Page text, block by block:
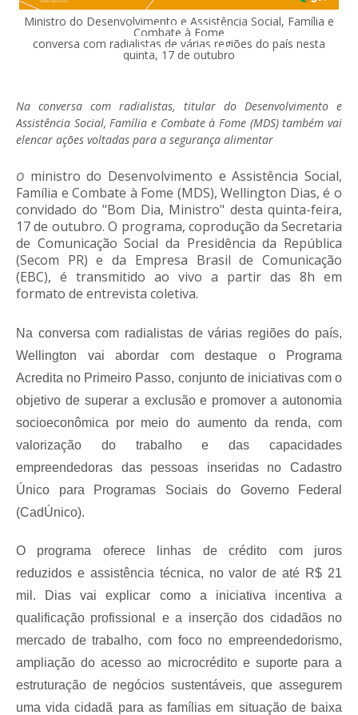
Ministro do Desenvolvimento e Assistência Social, Família e
Combate à Fome
conversa com radialistas de várias regiões do país nesta
quinta, 17 de outubro
Na conversa com radialistas, titular do Desenvolvimento e
Assistência Social, Família e Combate à Fome (MDS) também vai
elencar ações voltadas para a segurança alimentar
O ministro do Desenvolvimento e Assistência Social,
Família e Combate à Fome (MDS), Wellington Dias, é o
convidado do "Bom Dia, Ministro" desta quinta-feira,
17 de outubro. O programa, coprodução da Secretaria
de Comunicação Social da Presidência da República
(Secom PR) e da Empresa Brasil de Comunicação
(EBC), é transmitido ao vivo a partir das 8h em
formato de entrevista coletiva.
Na conversa com radialistas de várias regiões do país,
Wellington vai abordar com destaque o Programa
Acredita no Primeiro Passo, conjunto de iniciativas com o
objetivo de superar a exclusão e promover a autonomia
socioeconômica por meio do aumento da renda, com
valorização do trabalho e das capacidades
empreendedoras das pessoas inseridas no Cadastro
Único para Programas Sociais do Governo Federal
(CadÚnico).
O programa oferece linhas de crédito com juros
reduzidos e assistência técnica, no valor de até R$ 21
mil. Dias vai explicar como a iniciativa incentiva a
qualificação profissional e a inserção dos cidadãos no
mercado de trabalho, com foco no empreendedorismo,
ampliação do acesso ao microcrédito e suporte para a
estruturação de negócios sustentáveis, que assegurem
uma vida cidadã para as famílias em situação de baixa